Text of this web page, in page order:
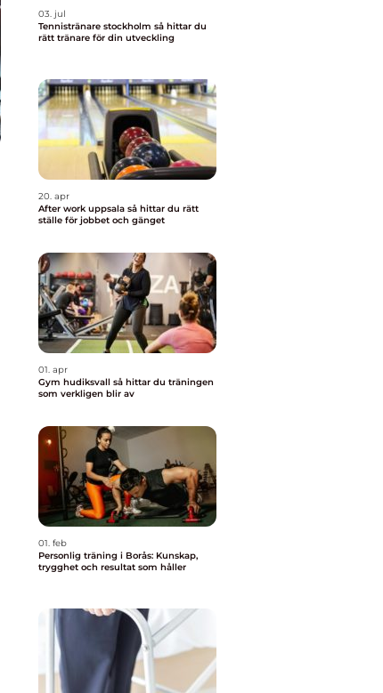
03. jul
Tennistränare stockholm så hittar du
rätt tränare för din utveckling
20. apr
After work uppsala så hittar du rätt
ställe för jobbet och gänget
01. apr
Gym hudiksvall så hittar du träningen
som verkligen blir av
01. feb
Personlig träning i Borås: Kunskap,
trygghet och resultat som håller